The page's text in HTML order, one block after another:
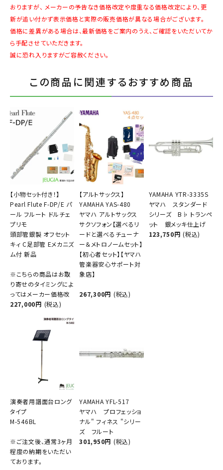
おりますが、 メーカーの予告なき価格改定や度重なる価格改定により、更
新が追い付かず表示価格と実際の販売価格が異なる場合がございます。
価格に差異がある場合は、最新価格をご案内のうえ、ご確認をいただいてか
ら手配させていただきます。
誠に恐れ入りますがご容赦ください。
この商品に関連するおすすめ商品
【小物セット付き！】
Pearl Flute F-DP/E パ
ール フルート ドルチェ
プリモ
頭部管銀製 オフセット
キィ C足部管 Eメカニズ
ム付 新品
※こちらの商品はお取
り寄せのタイミングによ
ってはメーカー価格改
227,000円 (税込)
【アルトサックス】
YAMAHA YAS-480
ヤマハ アルトサックス
サクソフォン【選べるリ
ードと選べるチューナ
ー＆メトロノームセット】
【初心者セット】【ヤマハ
管楽器安心サポート対
象店】
267,300円 (税込)
YAMAHA YTR-3335S
ヤマハ スタンダード
シリーズ B♭ トランペ
ット 銀メッキ仕上げ
123,750円 (税込)
演奏者用譜面台ロング
タイプ
M-546BL
※ご注文後、通常3ヶ月
程度の納期をいただい
ております。
YAMAHA YFL-517
ヤマハ プロフェッショ
ナル" フィネス "シリー
ズ フルート
301,950円 (税込)